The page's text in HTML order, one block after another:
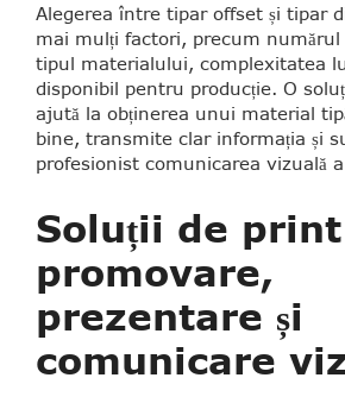
Alegerea între tipar offset și tipar
mai mulți factori, precum numărul
tipul materialului, complexitatea
disponibil pentru producție. O
ajută la obținerea unui material
bine, transmite clar informația și
profesionist comunicarea vizuală
Soluții de
promovare,
prezentare și
comunicare